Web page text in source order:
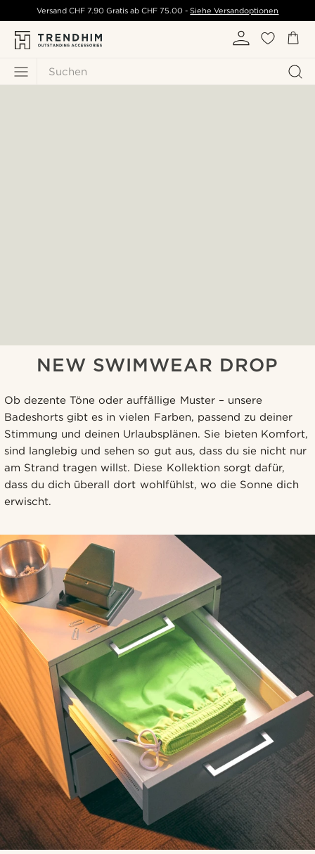
Suchen
Versand CHF 7.90 Gratis ab CHF 75.00 - Siehe Versandoptionen
NEW SWIMWEAR DROP
Ob dezente Töne oder auffällige Muster – unsere
Badeshorts gibt es in vielen Farben, passend zu deiner
Stimmung und deinen Urlaubsplänen. Sie bieten Komfort,
sind langlebig und sehen so gut aus, dass du sie nicht nur
am Strand tragen willst. Diese Kollektion sorgt dafür,
dass du dich überall dort wohlfühlst, wo die Sonne dich
erwischt.